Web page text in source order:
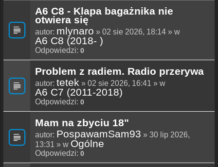
A6 C8 - Klapa bagażnika nie
otwiera się
autor: mlynaro » 02 sie 2026, 18:14 » w
A6 C8 (2018- )
Odpowiedzi: 0
Problem z radiem. Radio przerywa
autor: tetek » 02 sie 2026, 16:41 » w
A6 C7 (2011-2018)
Odpowiedzi: 0
Mam na zbyciu 18"
autor: PospawamSam93 » 30 lip 2026,
13:31 » w Ogólne
Odpowiedzi: 0